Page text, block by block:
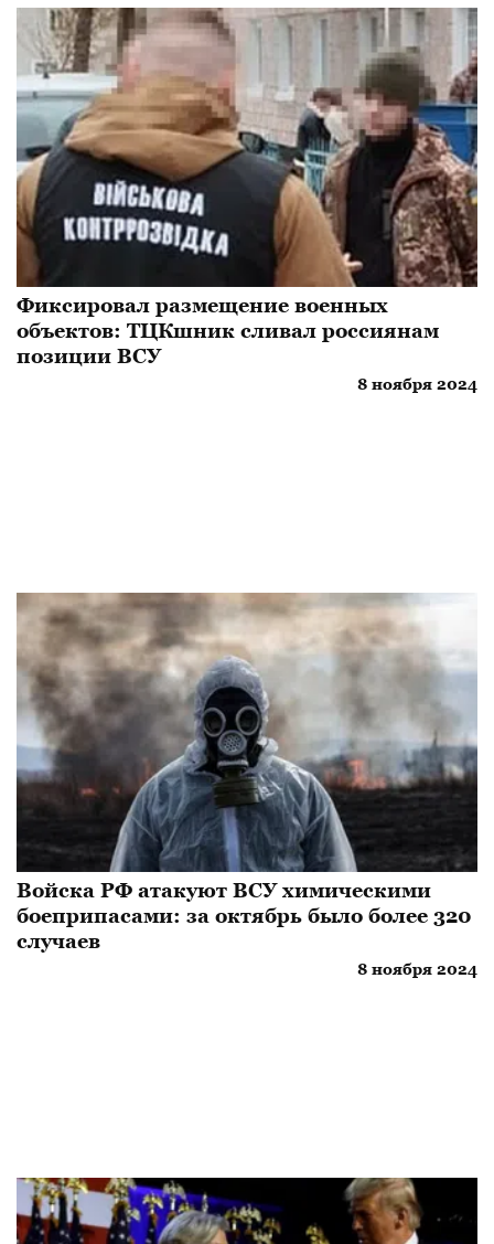
Фиксировал размещение военных
объектов: ТЦКшник сливал россиянам
позиции ВСУ
8 ноября 2024
Войска РФ атакуют ВСУ химическими
боеприпасами: за октябрь было более 320
случаев
8 ноября 2024